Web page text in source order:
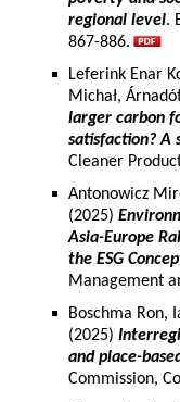
regional level.
867-886.
Leferink Enar
Michał,
larger carbon
satisfaction? A
Cleaner
Antonowicz
(2025)
Asia-Europe
the ESG
Management
Boschma Ron,
(2025)
and place-
Commission,